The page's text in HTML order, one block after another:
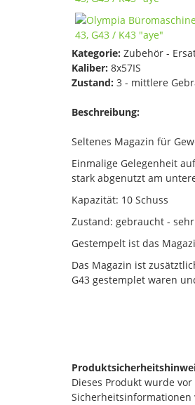
Kategorie: Zubehör -
Kaliber: 8x57IS
Zustand: 3 - mittlere
Beschreibung:
Seltenes Magazin für
Einmalige Gelegenheit
stark abgenutzt am
Kapazität: 10 Schuss
Zustand: gebraucht -
Gestempelt ist das
Das Magazin ist
G43 gestemplet waren
Dieses Produkt wurde
Sicherheitsinformationen